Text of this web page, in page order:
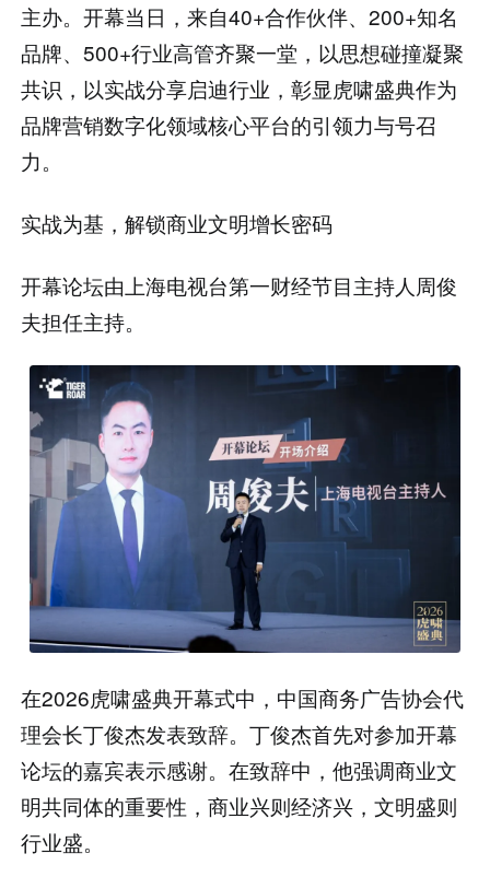
主办。开幕当日，来自40+合作伙伴、200+知名
品牌、500+行业高管齐聚一堂，以思想碰撞凝聚
共识，以实战分享启迪行业，彰显虎啸盛典作为
品牌营销数字化领域核心平台的引领力与号召
力。
实战为基，解锁商业文明增长密码
开幕论坛由上海电视台第一财经节目主持人周俊
夫担任主持。
在2026虎啸盛典开幕式中，中国商务广告协会代
理会长丁俊杰发表致辞。丁俊杰首先对参加开幕
论坛的嘉宾表示感谢。在致辞中，他强调商业文
明共同体的重要性，商业兴则经济兴，文明盛则
行业盛。